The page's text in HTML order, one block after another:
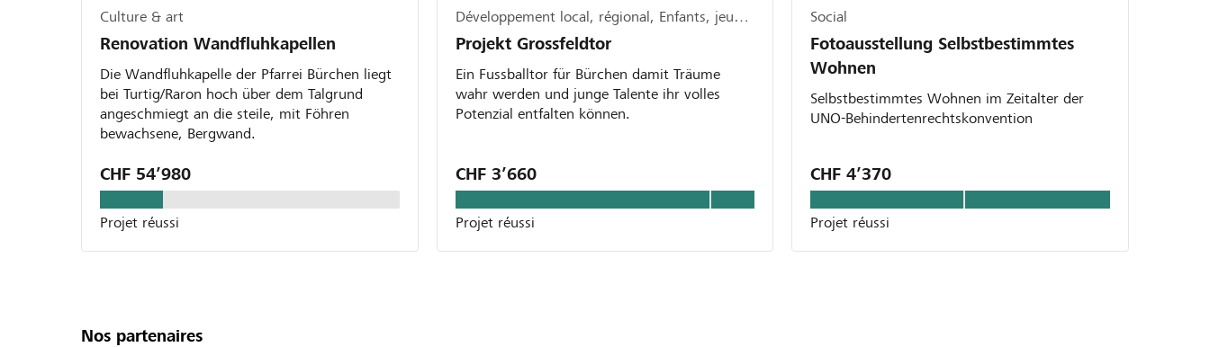
Culture & art
Renovation Wandfluhkapellen
Die Wandfluhkapelle der Pfarrei Bürchen liegt
bei Turtig/Raron hoch über dem Talgrund
angeschmiegt an die steile, mit Föhren
bewachsene, Bergwand.
CHF 54’980
Projet réussi
Développement local, régional, Enfants, jeunesse & famille, Sport
Projekt Grossfeldtor
Ein Fussballtor für Bürchen damit Träume
wahr werden und junge Talente ihr volles
Potenzial entfalten können.
CHF 3’660
Projet réussi
Social
Fotoausstellung Selbstbestimmtes
Wohnen
Selbstbestimmtes Wohnen im Zeitalter der
UNO-Behindertenrechtskonvention
CHF 4’370
Projet réussi
Nos partenaires